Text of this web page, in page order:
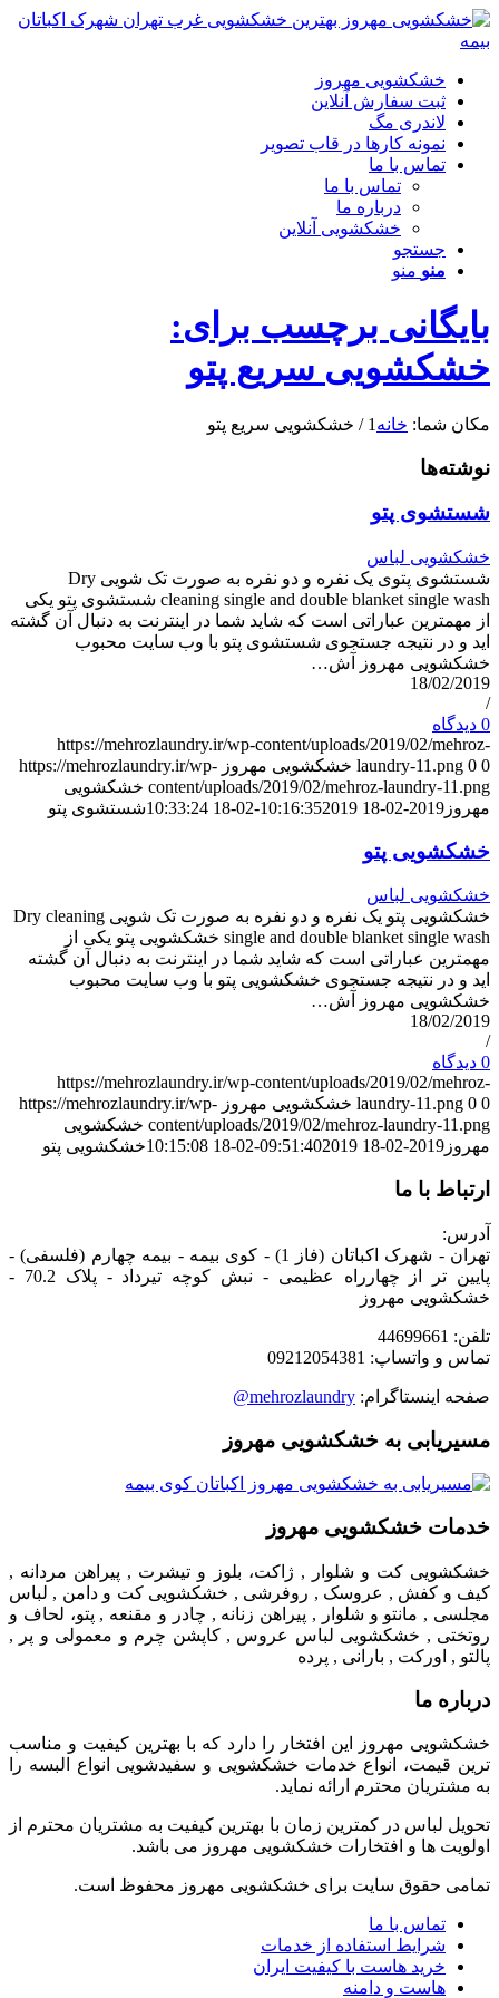
خشکشویی مهروز
ثبت سفارش آنلاین
لاندری مگ
نمونه کارها در قاب تصویر
تماس با ما
تماس با ما
درباره ما
خشکشویی آنلاین
جستجو
منو منو
بایگانی برچسب برای:
خشکشویی سریع پتو
مکان شما: خانه 1
/ خشکشویی سریع پتو
نوشته‌ها
شستشوی پتو
خشکشویی لباس
شستشوی پتوی یک نفره و دو نفره به صورت تک شویی Dry
cleaning single and double blanket single wash شستشوی پتو یکی
از مهمترین عباراتی است که شاید شما در اینترنت به دنبال آن گشته
اید و در نتیجه جستجوی شستشوی پتو با وب سایت محبوب
خشکشویی مهروز آش…
18/02/2019
/
0 دیدگاه
https://mehrozlaundry.ir/wp-content/uploads/2019/02/mehroz-
laundry-11.png 0 0 خشکشویی مهروز https://mehrozlaundry.ir/wp-
content/uploads/2019/02/mehroz-laundry-11.png خشکشویی
مهروز 2019-02-18 10:16:35
2019-02-18 10:33:24 شستشوی پتو
خشکشویی پتو
خشکشویی لباس
خشکشویی پتو یک نفره و دو نفره به صورت تک شویی Dry cleaning
single and double blanket single wash خشکشویی پتو یکی از
مهمترین عباراتی است که شاید شما در اینترنت به دنبال آن گشته
اید و در نتیجه جستجوی خشکشویی پتو با وب سایت محبوب
خشکشویی مهروز آش…
18/02/2019
/
0 دیدگاه
https://mehrozlaundry.ir/wp-content/uploads/2019/02/mehroz-
laundry-11.png 0 0 خشکشویی مهروز https://mehrozlaundry.ir/wp-
content/uploads/2019/02/mehroz-laundry-11.png خشکشویی
مهروز 2019-02-18 09:51:40
2019-02-18 10:15:08 خشکشویی پتو
ارتباط با ما
آدرس:
تهران - شهرک اکباتان (فاز 1) - کوی بیمه - بیمه چهارم (فلسفی) -
پایین تر از چهارراه عظیمی - نبش کوچه تیرداد - پلاک 70.2 -
خشکشویی مهروز
تلفن: 44699661
تماس و واتساپ: 09212054381
صفحه اینستاگرام: mehrozlaundry@
مسیریابی به خشکشویی مهروز
خدمات خشکشویی مهروز
خشکشویی کت و شلوار , ژاکت، بلوز و تیشرت , پیراهن مردانه ,
کیف و کفش , عروسک , روفرشی , خشکشویی کت و دامن , لباس
مجلسی , مانتو و شلوار , پیراهن زنانه , چادر و مقنعه , پتو، لحاف و
روتختی , خشکشویی لباس عروس , کاپشن چرم و معمولی و پر ,
پالتو , اورکت , بارانی , پرده
درباره ما
خشکشویی مهروز این افتخار را دارد که با بهترین کیفیت و مناسب
ترین قیمت، انواع خدمات خشکشویی و سفیدشویی انواع البسه را
به مشتریان محترم ارائه نماید.
تحویل لباس در کمترین زمان با بهترین کیفیت به مشتریان محترم از
اولویت ها و افتخارات خشکشویی مهروز می باشد.
تمامی حقوق سایت برای خشکشویی مهروز محفوظ است.
تماس با ما
شرایط استفاده از خدمات
خرید هاست با کیفیت ایران
هاست و دامنه